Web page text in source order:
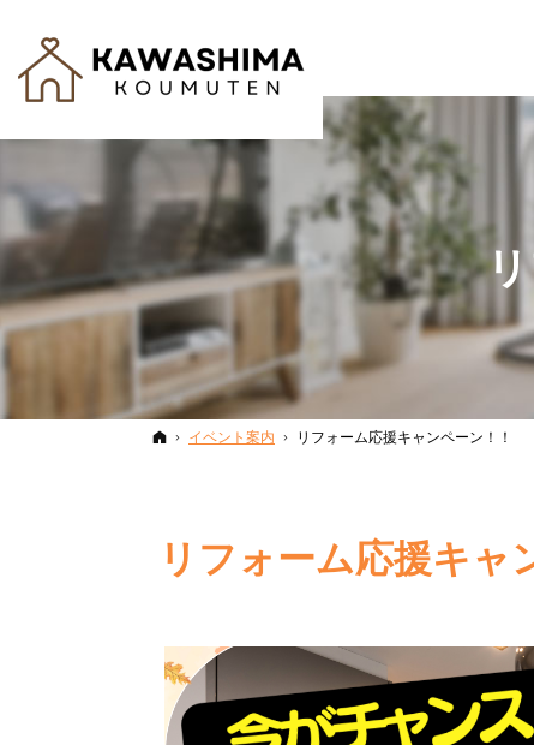
ホーム
イベント案内 リフォーム応援キャンペーン！！
リフォーム応援キャ